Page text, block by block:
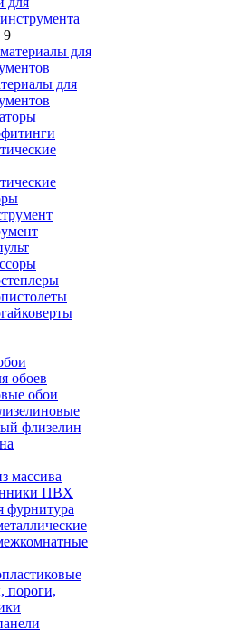
для
обоев
обои
флизелин
массива
ПВХ
фурнитура
пороги,